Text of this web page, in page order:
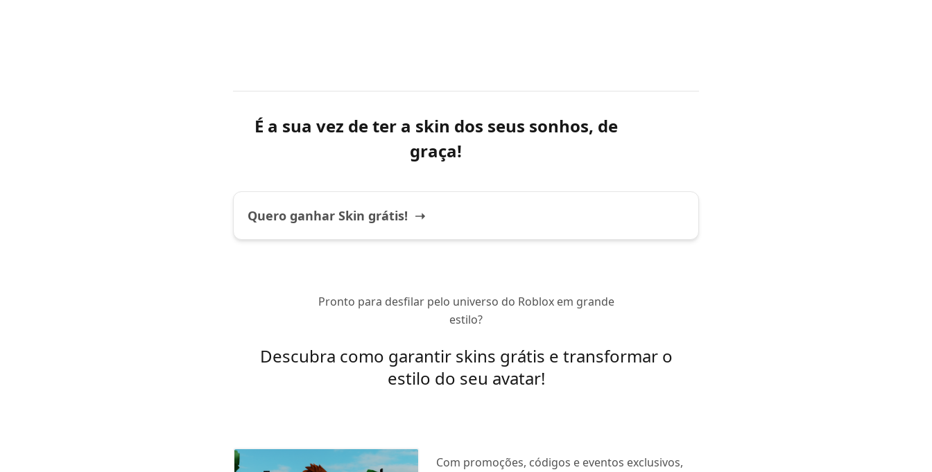
É a sua vez de ter a skin dos seus sonhos, de
graça!
Quero ganhar Skin grátis! ➝
Pronto para desfilar pelo universo do Roblox em grande
estilo?
Descubra como garantir skins grátis e transformar o
estilo do seu avatar!
Com promoções, códigos e eventos exclusivos,